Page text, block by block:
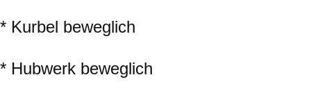
* Kurbel beweglich
* Hubwerk beweglich